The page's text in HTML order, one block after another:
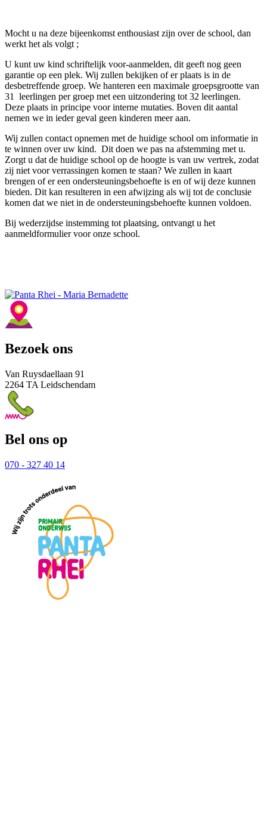
Mocht u na deze bijeenkomst enthousiast zijn over de school, dan
werkt het als volgt ;
U kunt uw kind schriftelijk voor-aanmelden, dit geeft nog geen
garantie op een plek. Wij zullen bekijken of er plaats is in de
desbetreffende groep. We hanteren een maximale groepsgrootte van
31 leerlingen per groep met een uitzondering tot 32 leerlingen.
Deze plaats in principe voor interne mutaties. Boven dit aantal
nemen we in ieder geval geen kinderen meer aan.
Wij zullen contact opnemen met de huidige school om informatie in
te winnen over uw kind. Dit doen we pas na afstemming met u.
Zorgt u dat de huidige school op de hoogte is van uw vertrek, zodat
zij niet voor verrassingen komen te staan? We zullen in kaart
brengen of er een ondersteuningsbehoefte is en of wij deze kunnen
bieden. Dit kan resulteren in een afwijzing als wij tot de conclusie
komen dat we niet in de ondersteuningsbehoefte kunnen voldoen.
Bij wederzijdse instemming tot plaatsing, ontvangt u het
aanmeldformulier voor onze school.
Bezoek ons
Van Ruysdaellaan 91
2264 TA Leidschendam
Bel ons op
070 - 327 40 14